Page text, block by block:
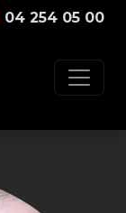
04 254 05 00